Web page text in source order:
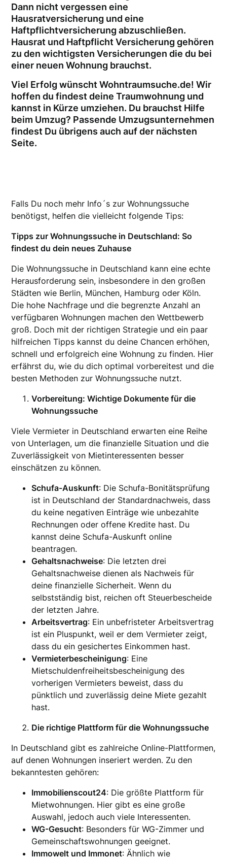
Dann nicht vergessen eine
Hausratversicherung und eine
Haftpflichtversicherung abzuschließen.
Hausrat und Haftpflicht Versicherung gehören
zu den wichtigsten Versicherungen die du bei
einer neuen Wohnung brauchst.
Viel Erfolg wünscht Wohntraumsuche.de! Wir
hoffen du findest deine Traumwohnung und
kannst in Kürze umziehen. Du brauchst Hilfe
beim Umzug? Passende Umzugsunternehmen
findest Du übrigens auch auf der nächsten
Seite.
Falls Du noch mehr Info´s zur Wohnungssuche
benötigst, helfen die vielleicht folgende Tips:
Tipps zur Wohnungssuche in Deutschland: So
findest du dein neues Zuhause
Die Wohnungssuche in Deutschland kann eine echte
Herausforderung sein, insbesondere in den großen
Städten wie Berlin, München, Hamburg oder Köln.
Die hohe Nachfrage und die begrenzte Anzahl an
verfügbaren Wohnungen machen den Wettbewerb
groß. Doch mit der richtigen Strategie und ein paar
hilfreichen Tipps kannst du deine Chancen erhöhen,
schnell und erfolgreich eine Wohnung zu finden. Hier
erfährst du, wie du dich optimal vorbereitest und die
besten Methoden zur Wohnungssuche nutzt.
Vorbereitung: Wichtige Dokumente für die
Wohnungssuche
Viele Vermieter in Deutschland erwarten eine Reihe
von Unterlagen, um die finanzielle Situation und die
Zuverlässigkeit von Mietinteressenten besser
einschätzen zu können.
Schufa-Auskunft: Die Schufa-Bonitätsprüfung
ist in Deutschland der Standardnachweis, dass
du keine negativen Einträge wie unbezahlte
Rechnungen oder offene Kredite hast. Du
kannst deine Schufa-Auskunft online
beantragen.
Gehaltsnachweise: Die letzten drei
Gehaltsnachweise dienen als Nachweis für
deine finanzielle Sicherheit. Wenn du
selbstständig bist, reichen oft Steuerbescheide
der letzten Jahre.
Arbeitsvertrag: Ein unbefristeter Arbeitsvertrag
ist ein Pluspunkt, weil er dem Vermieter zeigt,
dass du ein gesichertes Einkommen hast.
Vermieterbescheinigung: Eine
Mietschuldenfreiheitsbescheinigung des
vorherigen Vermieters beweist, dass du
pünktlich und zuverlässig deine Miete gezahlt
hast.
Die richtige Plattform für die Wohnungssuche
In Deutschland gibt es zahlreiche Online-Plattformen,
auf denen Wohnungen inseriert werden. Zu den
bekanntesten gehören:
Immobilienscout24: Die größte Plattform für
Mietwohnungen. Hier gibt es eine große
Auswahl, jedoch auch viele Interessenten.
WG-Gesucht: Besonders für WG-Zimmer und
Gemeinschaftswohnungen geeignet.
Immowelt und Immonet: Ähnlich wie